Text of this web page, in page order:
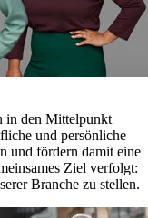
in den Mittelpunkt
und persönliche
und fördern damit eine
Ziel verfolgt:
Branche zu stellen.